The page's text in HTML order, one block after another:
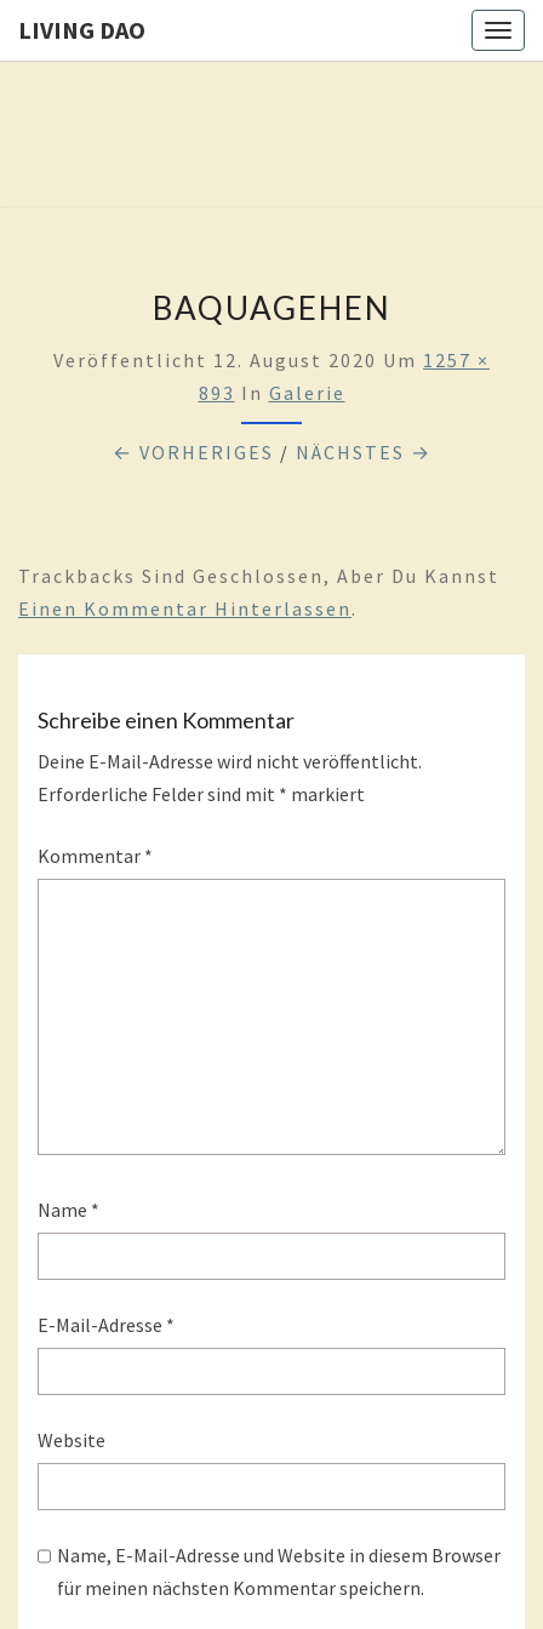
LIVING DAO
BAQUAGEHEN
Veröffentlicht 12. August 2020 Um 1257 ×
893 In Galerie
← VORHERIGES / NÄCHSTES →
Trackbacks Sind Geschlossen, Aber Du Kannst
Einen Kommentar Hinterlassen .
Schreibe einen Kommentar
Deine E-Mail-Adresse wird nicht veröffentlicht.
Erforderliche Felder sind mit * markiert
Kommentar *
Name *
E-Mail-Adresse *
Website
Name, E-Mail-Adresse und Website in diesem Browser
für meinen nächsten Kommentar speichern.